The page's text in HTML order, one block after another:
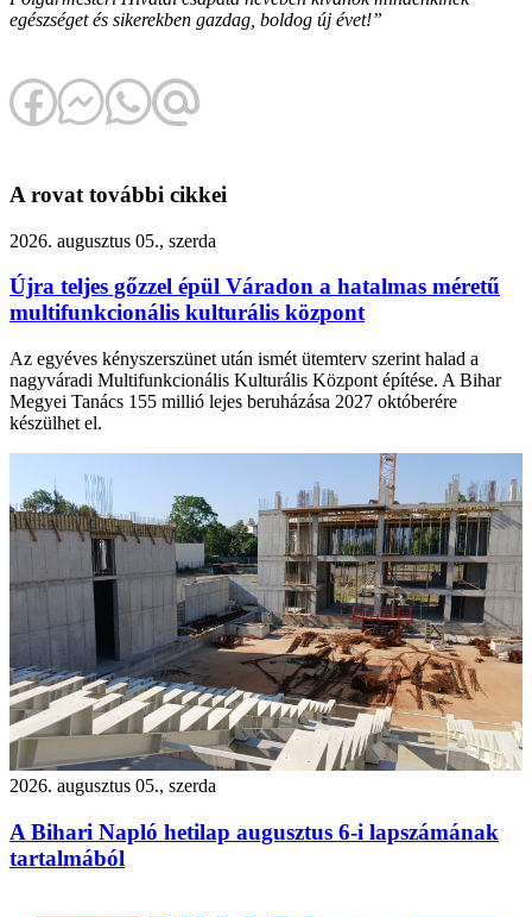
egészséget és sikerekben gazdag, boldog új évet!”
A rovat további cikkei
2026. augusztus 05., szerda
Újra teljes gőzzel épül Váradon a hatalmas méretű
multifunkcionális kulturális központ
Az egyéves kényszerszünet után ismét ütemterv szerint halad a
nagyváradi Multifunkcionális Kulturális Központ építése. A Bihar
Megyei Tanács 155 millió lejes beruházása 2027 októberére
készülhet el.
2026. augusztus 05., szerda
A Bihari Napló hetilap augusztus 6-i lapszámának
tartalmából